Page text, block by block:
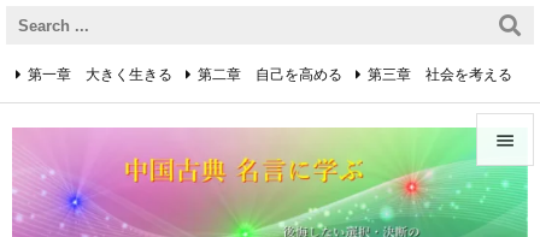


メニュ
第一章 大きく生きる 第二章 自己を高める 第三章 社会を考える
第四章 着実に生きる 第五章 逆境を乗り越えるための心得
第六章 成功の心得 第七章 人と接するための心得